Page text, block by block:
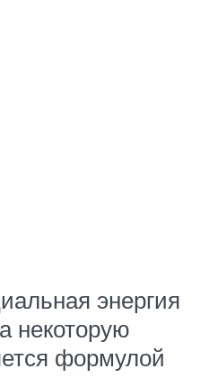
энергия
некоторую
формулой